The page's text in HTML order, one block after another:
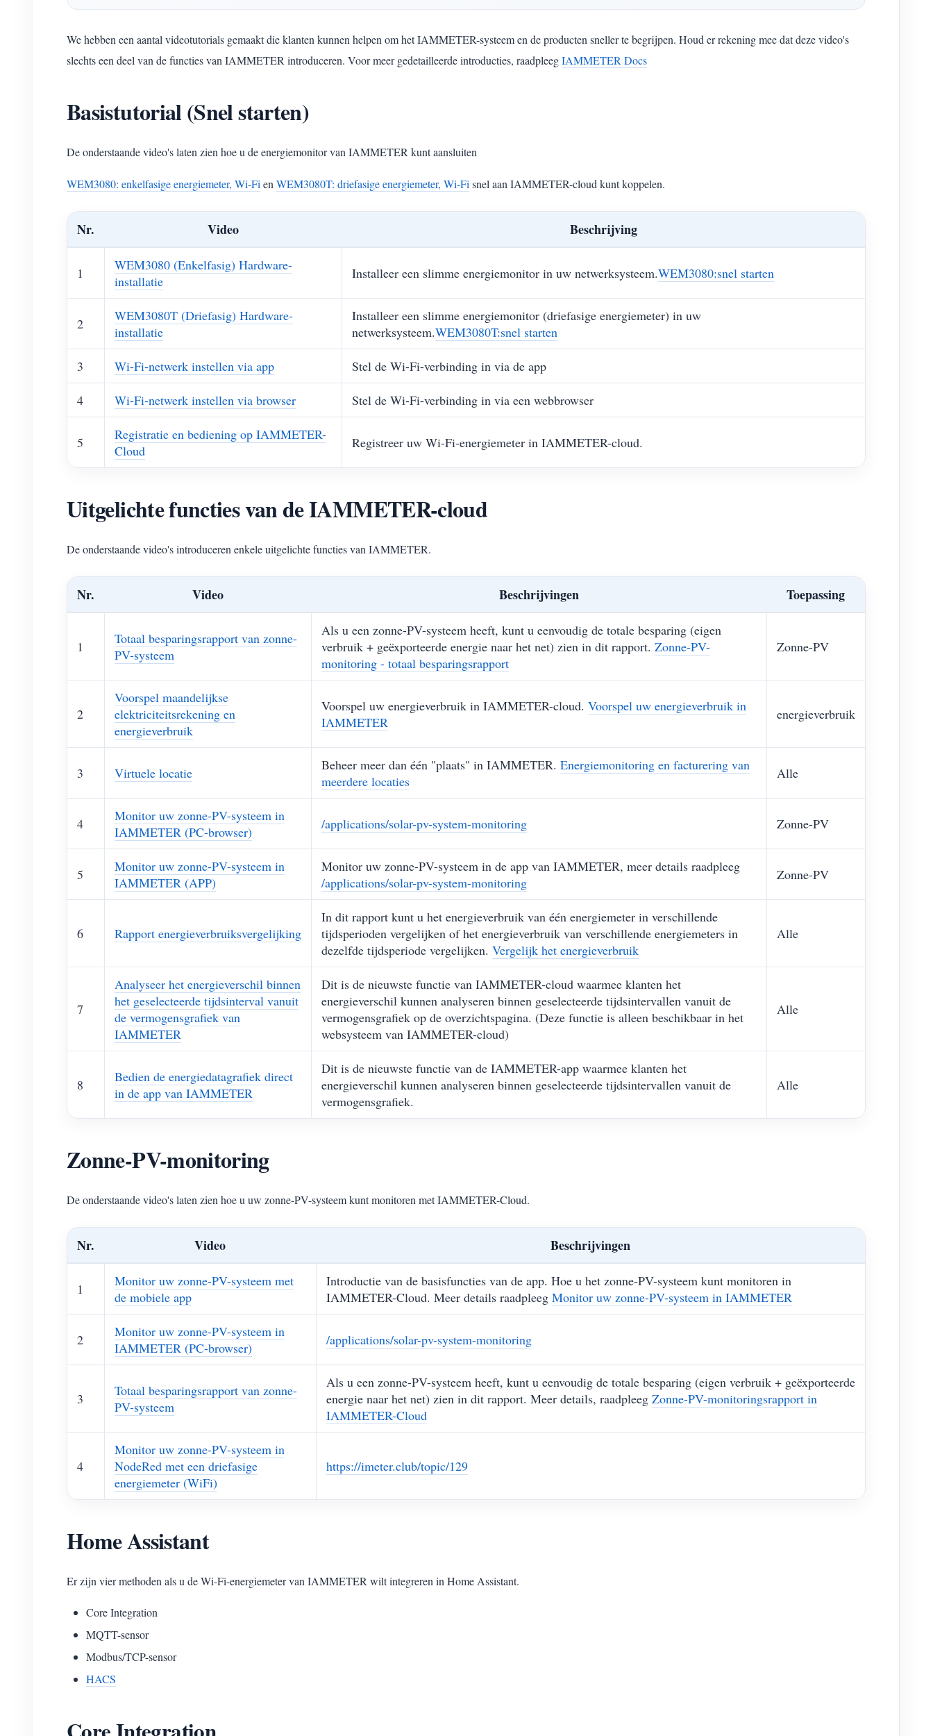
We hebben een aantal videotutorials gemaakt die klanten kunnen helpen om het IAMMETER-systeem en de producten sneller te begrijpen. Houd er rekening mee dat deze video's
slechts een deel van de functies van IAMMETER introduceren. Voor meer gedetailleerde introducties, raadpleegIAMMETER Docs
Basistutorial (Snel starten)
De onderstaande video's laten zien hoe u de energiemonitor van IAMMETER kunt aansluiten
WEM3080: enkelfasige energiemeter, Wi-Fi en WEM3080T: driefasige energiemeter, Wi-Fi snel aan IAMMETER-cloud kunt koppelen.
Nr. Video Beschrijving
1
WEM3080 (Enkelfasig) Hardware-
installatie
Installeer een slimme energiemonitor in uw netwerksysteem.WEM3080:snel starten
2
WEM3080T (Driefasig) Hardware-
installatie
Installeer een slimme energiemonitor (driefasige energiemeter) in uw
netwerksysteem.WEM3080T:snel starten
3 Wi-Fi-netwerk instellen via app Stel de Wi-Fi-verbinding in via de app
4 Wi-Fi-netwerk instellen via browser Stel de Wi-Fi-verbinding in via een webbrowser
5
Registratie en bediening op IAMMETER-
Cloud
Registreer uw Wi-Fi-energiemeter in IAMMETER-cloud.
Uitgelichte functies van de IAMMETER-cloud
De onderstaande video's introduceren enkele uitgelichte functies van IAMMETER.
Nr. Video Beschrijvingen Toepassing
1
Totaal besparingsrapport van zonne-
PV-systeem
Als u een zonne-PV-systeem heeft, kunt u eenvoudig de totale besparing (eigen
verbruik + geëxporteerde energie naar het net) zien in dit rapport. Zonne-PV-
monitoring - totaal besparingsrapport
Zonne-PV
2
Voorspel maandelijkse
elektriciteitsrekening en
energieverbruik
Voorspel uw energieverbruik in IAMMETER-cloud. Voorspel uw energieverbruik in
IAMMETER
energieverbruik
3 Virtuele locatie Beheer meer dan één "plaats" in IAMMETER. Energiemonitoring en facturering van
meerdere locaties
Alle
4
Monitor uw zonne-PV-systeem in
IAMMETER (PC-browser)
/applications/solar-pv-system-monitoring Zonne-PV
5
Monitor uw zonne-PV-systeem in
IAMMETER (APP)
Monitor uw zonne-PV-systeem in de app van IAMMETER, meer details raadpleeg
/applications/solar-pv-system-monitoring
Zonne-PV
6 Rapport energieverbruiksvergelijking
In dit rapport kunt u het energieverbruik van één energiemeter in verschillende
tijdsperioden vergelijken of het energieverbruik van verschillende energiemeters in
dezelfde tijdsperiode vergelijken. Vergelijk het energieverbruik
Alle
7
Analyseer het energieverschil binnen
het geselecteerde tijdsinterval vanuit
de vermogensgrafiek van
IAMMETER
Dit is de nieuwste functie van IAMMETER-cloud waarmee klanten het
energieverschil kunnen analyseren binnen geselecteerde tijdsintervallen vanuit de
vermogensgrafiek op de overzichtspagina. (Deze functie is alleen beschikbaar in het
websysteem van IAMMETER-cloud)
Alle
8
Bedien de energiedatagrafiek direct
in de app van IAMMETER
Dit is de nieuwste functie van de IAMMETER-app waarmee klanten het
energieverschil kunnen analyseren binnen geselecteerde tijdsintervallen vanuit de
vermogensgrafiek.
Alle
Zonne-PV-monitoring
De onderstaande video's laten zien hoe u uw zonne-PV-systeem kunt monitoren met IAMMETER-Cloud.
Nr. Video Beschrijvingen
1
Monitor uw zonne-PV-systeem met
de mobiele app
Introductie van de basisfuncties van de app. Hoe u het zonne-PV-systeem kunt monitoren in
IAMMETER-Cloud. Meer details raadpleeg Monitor uw zonne-PV-systeem in IAMMETER
2
Monitor uw zonne-PV-systeem in
IAMMETER (PC-browser)
/applications/solar-pv-system-monitoring
3
Totaal besparingsrapport van zonne-
PV-systeem
Als u een zonne-PV-systeem heeft, kunt u eenvoudig de totale besparing (eigen verbruik + geëxporteerde
energie naar het net) zien in dit rapport. Meer details, raadpleeg Zonne-PV-monitoringsrapport in
IAMMETER-Cloud
4
Monitor uw zonne-PV-systeem in
NodeRed met een driefasige
energiemeter (WiFi)
https://imeter.club/topic/129
Home Assistant
Er zijn vier methoden als u de Wi-Fi-energiemeter van IAMMETER wilt integreren in Home Assistant.
Core Integration
MQTT-sensor
Modbus/TCP-sensor
HACS